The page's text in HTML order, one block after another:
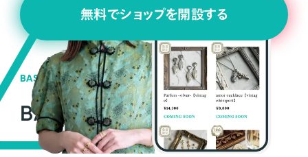
無料でショップを開設する
BASEの強み
BASEが強い3つの理由